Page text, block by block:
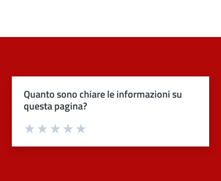
Quanto sono chiare le informazioni su
questa pagina?
Valuta 4 stelle su 5
Valuta 3 stelle su 5
Valuta 2 stelle su 5
Valuta 1 stelle su 5